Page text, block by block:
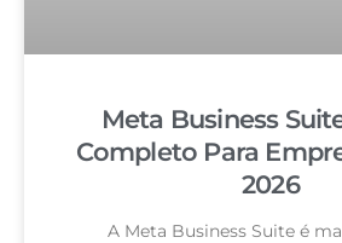
Meta Business
Completo Para
2026
A Meta Business Suite é